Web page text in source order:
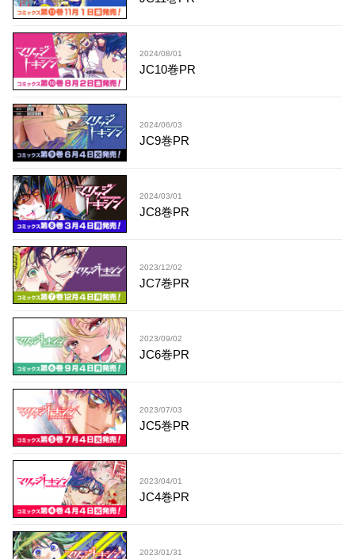
2024/08/01
JC10巻PR
2024/06/03
JC9巻PR
2024/03/01
JC8巻PR
2023/12/02
JC7巻PR
2023/09/02
JC6巻PR
2023/07/03
JC5巻PR
2023/04/01
JC4巻PR
2023/01/31